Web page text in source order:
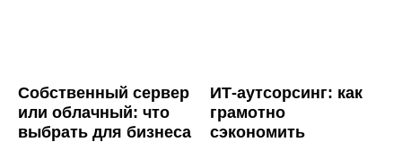
Собственный сервер
или облачный: что
выбрать для бизнеса
ИТ-аутсорсинг: как
грамотно
сэкономить